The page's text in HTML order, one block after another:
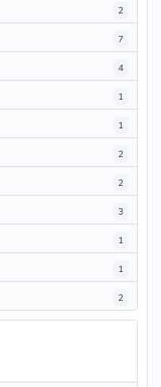
2
7
4
1
1
2
2
3
1
1
2